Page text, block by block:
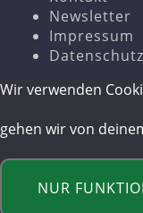
Newsletter
Impressum
Wir verwenden
gehen wir von
NUR